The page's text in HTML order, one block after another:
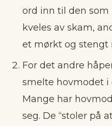
ord inn til den som
kveles av skam,
et mørkt og stengt
For det andre
smelte hovmodet i
Mange har
seg. De “stoler på